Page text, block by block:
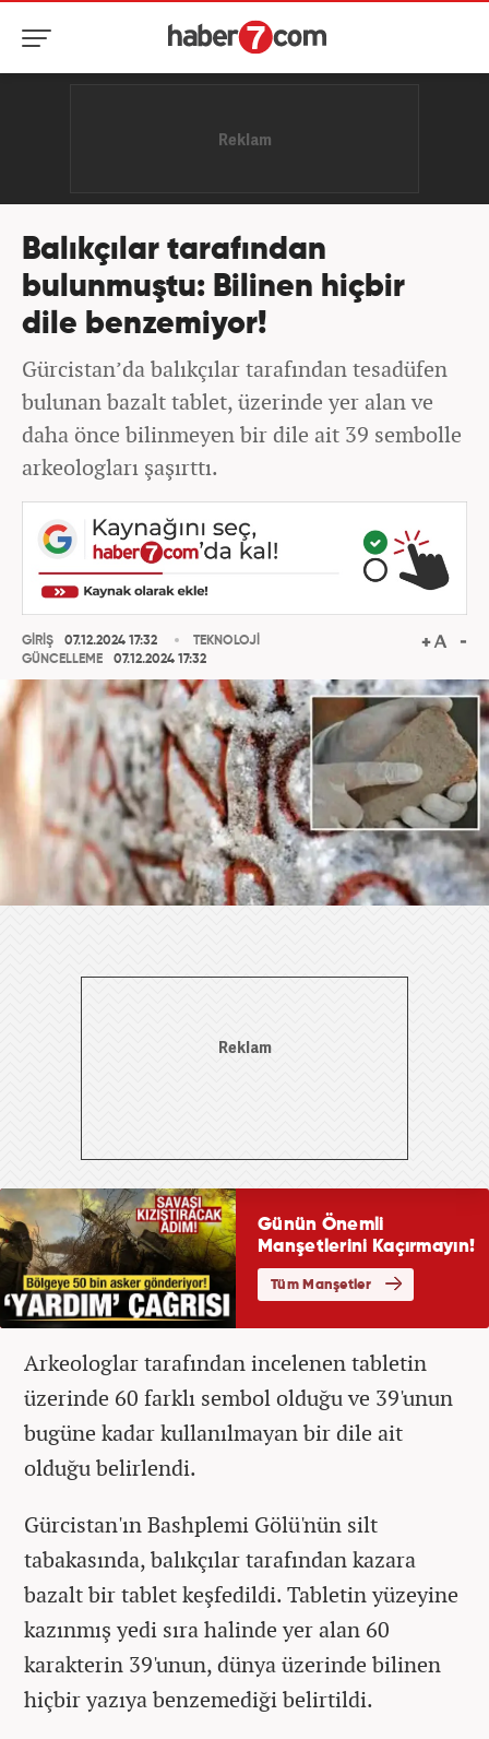
Balıkçılar tarafından
bulunmuştu: Bilinen hiçbir
dile benzemiyor!
Gürcistan’da balıkçılar tarafından tesadüfen
bulunan bazalt tablet, üzerinde yer alan ve
daha önce bilinmeyen bir dile ait 39 sembolle
arkeologları şaşırttı.
GİRİŞ
07.12.2024 17:32
GÜNCELLEME
07.12.2024 17:32
TEKNOLOJİ
Arkeologlar tarafından incelenen tabletin
üzerinde 60 farklı sembol olduğu ve 39'unun
bugüne kadar kullanılmayan bir dile ait
olduğu belirlendi.
Gürcistan'ın Bashplemi Gölü'nün silt
tabakasında, balıkçılar tarafından kazara
bazalt bir tablet keşfedildi. Tabletin yüzeyine
kazınmış yedi sıra halinde yer alan 60
karakterin 39'unun, dünya üzerinde bilinen
hiçbir yazıya benzemediği belirtildi.